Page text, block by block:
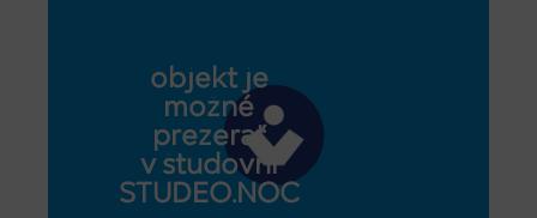
objekt je
možné
prezerať
v študovni
STUDEO.NOC